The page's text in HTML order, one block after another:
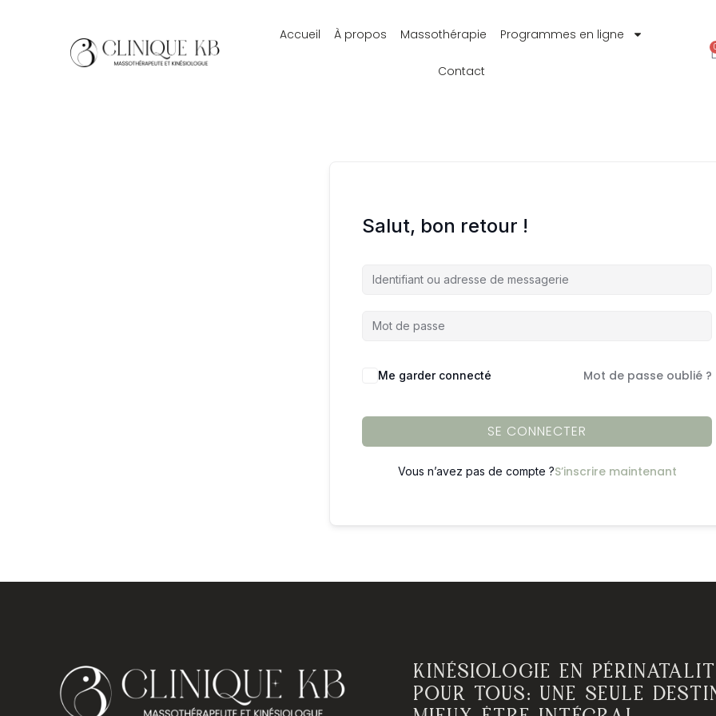
Accueil À propos Massothérapie Programmes en ligne
Contact
Salut, bon retour !
Me garder connecté Mot de passe oublié ?
SE CONNECTER
Vous n’avez pas de compte ?S’inscrire maintenant
KINÉSIOLOGIE EN
POUR TOUS: UNE SEULE